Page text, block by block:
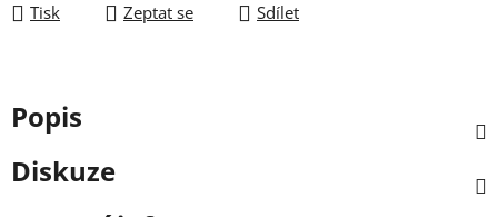
Tisk Zeptat se Sdílet
Popis
Diskuze